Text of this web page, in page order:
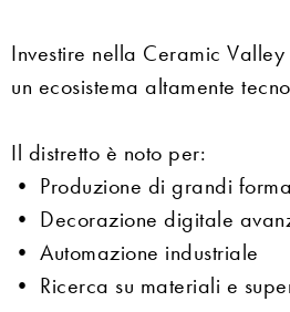
Investire nella Ceramic
un ecosistema altamente
Il distretto è noto per:
• Produzione di grandi
• Decorazione digitale
• Automazione industriale
• Ricerca su materiali e